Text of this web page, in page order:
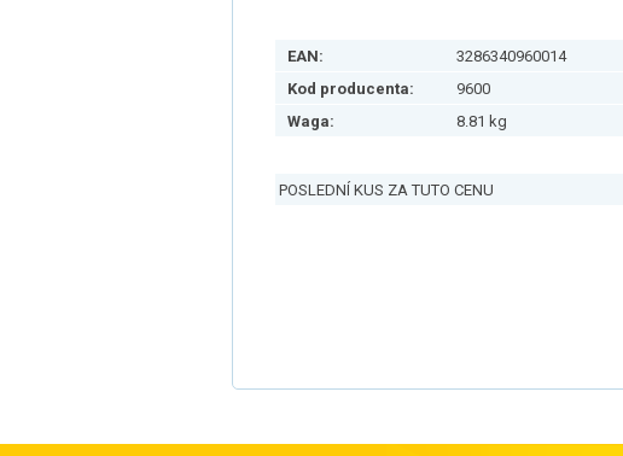
EAN:
3286340960014
Kod producenta:
9600
Waga:
8.81 kg
POSLEDNÍ KUS ZA TUTO CENU